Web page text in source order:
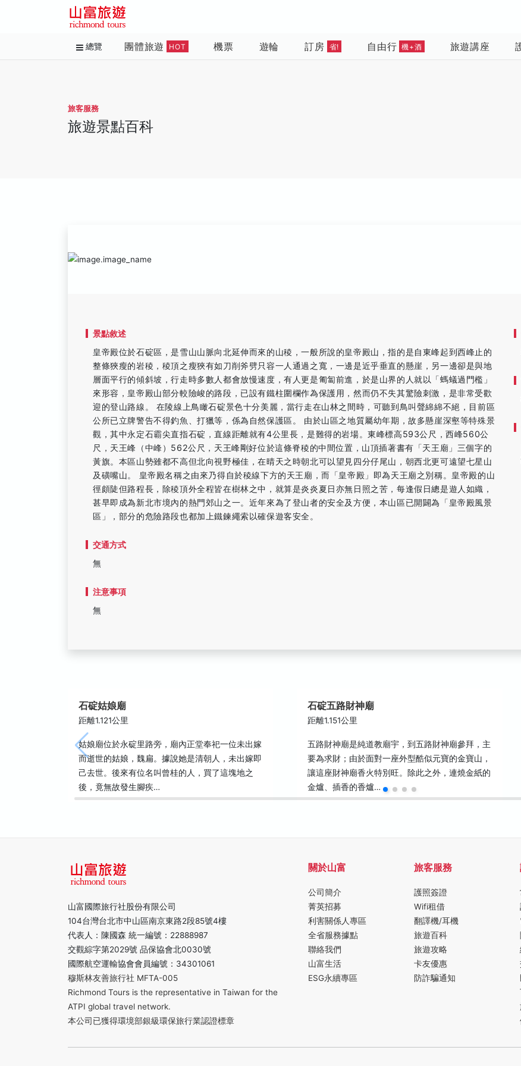
總覽 團體旅遊 HOT 機票 遊輪 訂房 省! 自由行 機+酒 旅遊講座
旅客服務
旅遊景點百科
景點敘述
皇帝殿位於石碇區，是雪山山脈向北延伸而來的山稜，一般所說的皇帝殿山，指的是自東峰起到西峰止的
整條狹瘦的岩稜，稜頂之瘦狹有如刀削斧劈只容一人通過之寬，一邊是近乎垂直的懸崖，另一邊卻是與地
層面平行的傾斜坡，行走時多數人都會放慢速度，有人更是匍匐前進，於是山界的人就以「螞蟻過門檻」
來形容，皇帝殿山部分較險峻的路段，已設有鐵柱圍欄作為保護用，然而仍不失其驚險刺激，是非常受歡
迎的登山路線。 在陵線上鳥瞰石碇景色十分美麗，當行走在山林之間時，可聽到鳥叫聲綿綿不絕，目前區
公所已立牌警告不得釣魚、打獵等，係為自然保護區。 由於山區之地質屬幼年期，故多懸崖深壑等特殊景
觀，其中永定石霸尖直指石碇，直線距離就有4公里長，是難得的岩場。東峰標高593公尺，西峰560公
尺，天王峰（中峰）562公尺，天王峰剛好位於這條脊稜的中間位置，山頂插著書有「天王廟」三個字的
黃旗。本區山勢雖都不高但北向視野極佳，在晴天之時朝北可以望見四分仔尾山，朝西北更可遠望七星山
及磺嘴山。 皇帝殿名稱之由來乃得自於稜線下方的天王廟，而「皇帝殿」即為天王廟之別稱。皇帝殿的山
徑頗陡但路程長，除稜頂外全程皆在樹林之中，就算是炎炎夏日亦無日照之苦，每逢假日總是遊人如織，
甚早即成為新北市境內的熱門郊山之一。近年來為了登山者的安全及方便，本山區已開闢為「皇帝殿風景
區」，部分的危險路段也都加上鐵鍊繩索以確保遊客安全。
交通方式
無
注意事項
無
石碇姑娘廟
距離1.121公里
姑娘廟位於永碇里路旁，廟內正堂奉祀一位未出嫁
而逝世的姑娘，魏扁。據說她是清朝人，未出嫁即
己去世。後來有位名叫曾桂的人，買了這塊地之
後，竟無故發生腳疾…
石碇五路財神廟
距離1.151公里
五路財神廟是純道教廟宇，到五路財神廟參拜，主
要為求財；由於面對一座外型酷似元寶的金寶山，
讓這座財神廟香火特別旺。除此之外，連燒金紙的
金爐、插香的香爐…
山富國際旅行社股份有限公司
104台灣台北市中山區南京東路2段85號4樓
代表人：陳國森 統一編號：22888987
交觀綜字第2029號 品保協會北0030號
國際航空運輸協會會員編號：34301061
穆斯林友善旅行社 MFTA-005
Richmond Tours is the representative in Taiwan for the
ATPI global travel network.
本公司已獲得環境部銀級環保旅行業認證標章
關於山富
公司簡介
菁英招募
利害關係人專區
全省服務據點
聯絡我們
山富生活
ESG永續專區
旅客服務
護照簽證
Wifi租借
翻譯機/耳機
旅遊百科
旅遊攻略
卡友優惠
防詐騙通知